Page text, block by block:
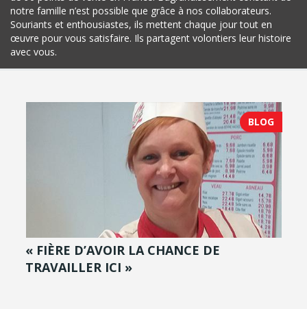
notre famille n’est possible que grâce à nos collaborateurs.
Souriants et enthousiastes, ils mettent chaque jour tout en
œuvre pour vous satisfaire. Ils partagent volontiers leur histoire
avec vous.
BLOG
« FIÈRE D’AVOIR LA CHANCE DE
TRAVAILLER ICI »